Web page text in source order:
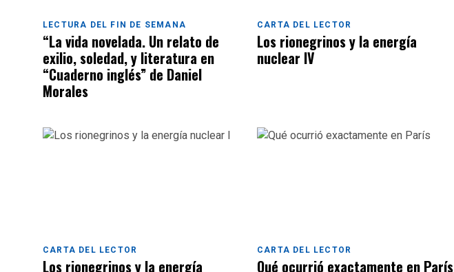
LECTURA DEL FIN DE SEMANA
“La vida novelada. Un relato de
exilio, soledad, y literatura en
“Cuaderno inglés” de Daniel
Morales
CARTA DEL LECTOR
Los rionegrinos y la energía
nuclear IV
CARTA DEL LECTOR
Los rionegrinos y la energía
CARTA DEL LECTOR
Qué ocurrió exactamente en París